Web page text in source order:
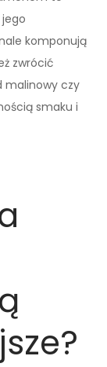
komponują
zwrócić
malinowy czy
smaku i